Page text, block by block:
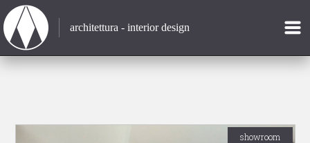
architettura - interior design
showroom